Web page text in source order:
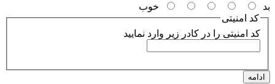
خوب
کد امنیتی
کد امنیتی را در کادر زیر وارد نمایید